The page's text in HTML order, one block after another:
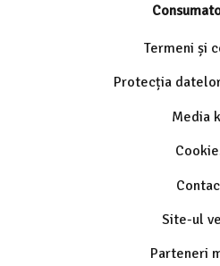
Termeni și
Protecția
Media
Site-ul
Parteneri